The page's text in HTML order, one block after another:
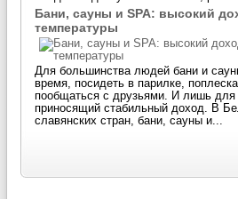
Бани, сауны и SPA: высокий
температуры
Для большинства людей бани и
время, посидеть в парилке,
пообщаться с друзьями. И лишь для
приносящий стабильный доход. В
славянских стран, бани, сауны и...